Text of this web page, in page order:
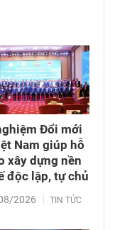
năng
Đổi mới
Nam giúp hỗ
xây dựng nền
độc lập, tự chủ
2026 TIN TỨC